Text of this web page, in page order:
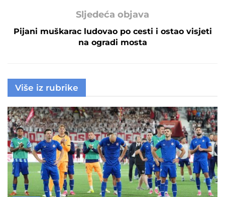
Sljedeća objava
Pijani muškarac ludovao po cesti i ostao visjeti
na ogradi mosta
Više iz rubrike